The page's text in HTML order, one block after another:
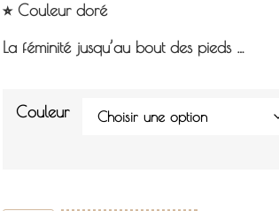
⭐︎ Couleur doré
La féminité jusqu’au bout des pieds …
Couleur